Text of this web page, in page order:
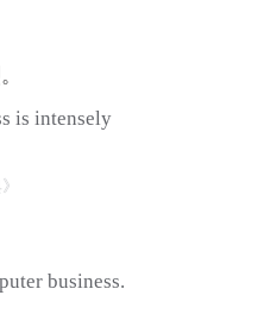
is intensely
business.